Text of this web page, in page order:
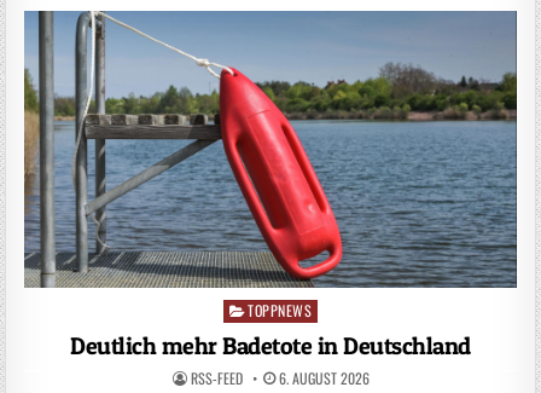
Posted
in
TOPPNEWS
Deutlich mehr Badetote in Deutschland
RSS-FEED 6. AUGUST 2026